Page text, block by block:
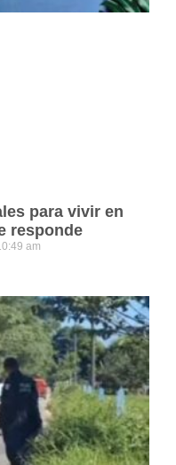
para vivir en
responde
am